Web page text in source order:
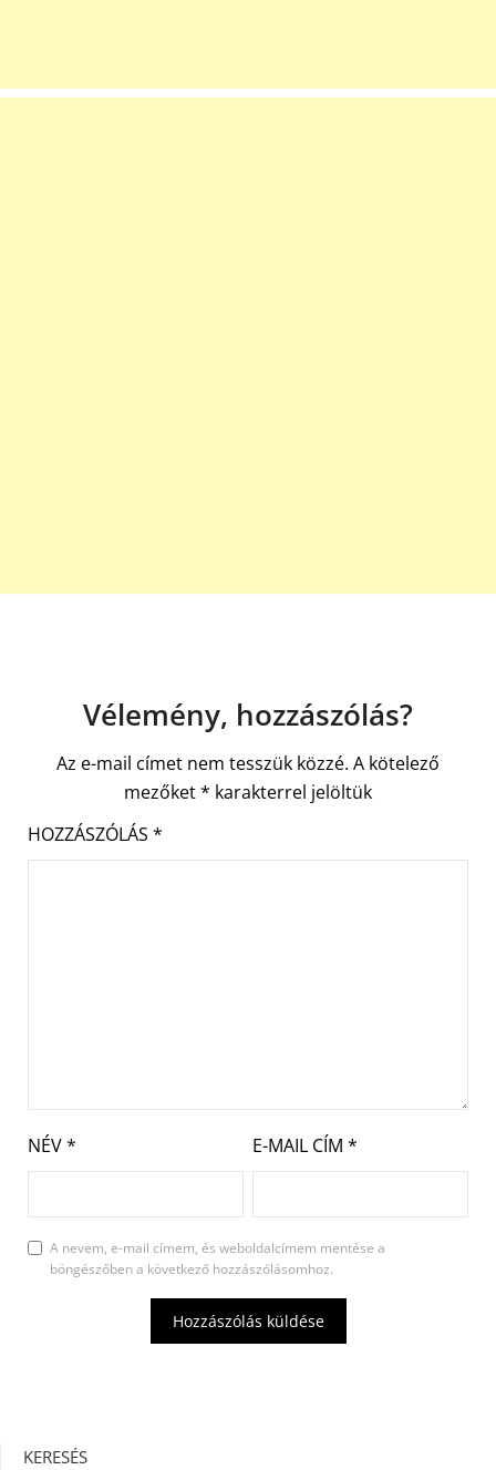
Vélemény, hozzászólás?
Az e-mail címet nem tesszük közzé. A kötelező
mezőket* karakterrel jelöltük
HOZZÁSZÓLÁS *
NÉV* E-MAIL CÍM *
A nevem, e-mail címem, és weboldalcímem mentése a
böngészőben a következő hozzászólásomhoz.
KERESÉS